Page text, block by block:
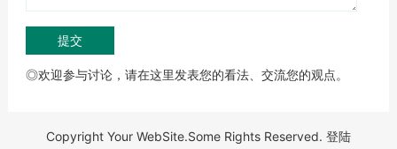
◎欢迎参与讨论，请在这里发表您的看法、交流您的观点。
Copyright Your WebSite.Some Rights Reserved. 登陆